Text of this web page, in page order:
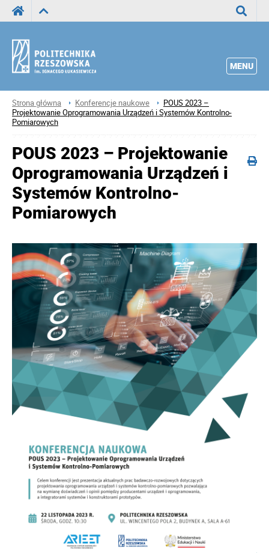
MENU
Strona główna Konferencje naukowe
POUS 2023 –
Projektowanie Oprogramowania Urządzeń i Systemów Kontrolno-
Pomiarowych
POUS 2023 – Projektowanie
Oprogramowania Urządzeń i
Systemów Kontrolno-
Pomiarowych